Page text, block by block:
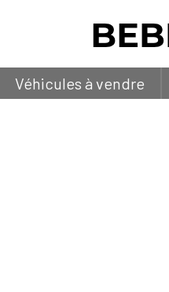
Véhicules à vendre